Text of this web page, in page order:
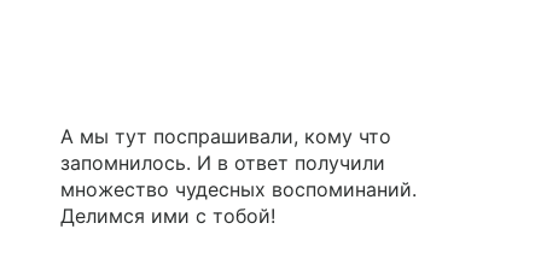
А мы тут поспрашивали, кому что
запомнилось. И в ответ получили
множество чудесных воспоминаний.
Делимся ими с тобой!